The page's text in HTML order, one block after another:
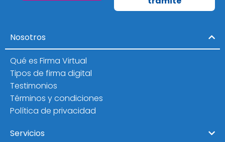
Nosotros
Qué es Firma Virtual
Tipos de firma digital
Testimonios
Términos y condiciones
Política de privacidad
Servicios